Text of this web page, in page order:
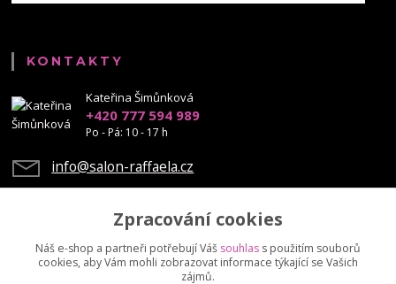
KONTAKTY
Kateřina Šimůnková
+420 777 594 989
Po - Pá: 10 - 17 h
info@salon-raffaela.cz
Upravit sběr cookies.
Zpracování cookies
Náš e-shop a partneři potřebují Váš souhlas s použitím souborů
cookies, aby Vám mohli zobrazovat informace týkající se Vašich
zájmů.